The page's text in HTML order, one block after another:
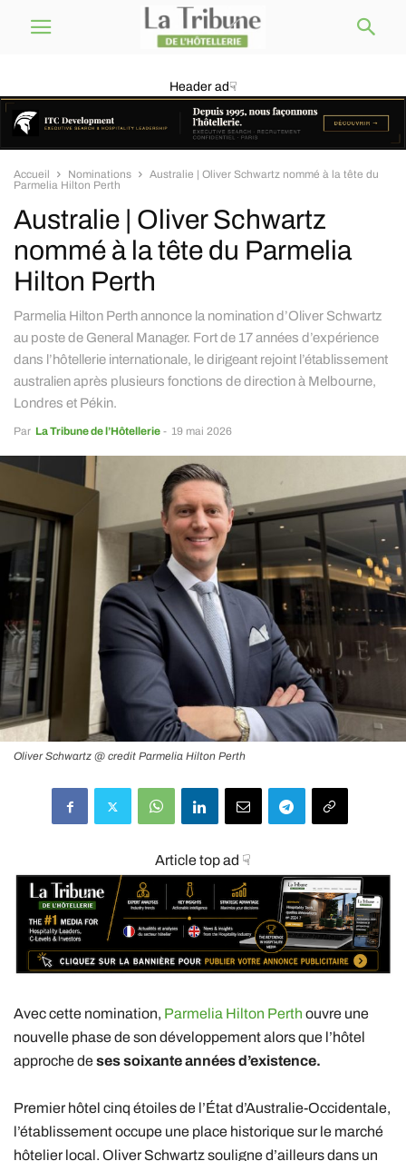
Header ad☟
Accueil Nominations
Australie | Oliver Schwartz nommé à la tête du
Parmelia Hilton Perth
Australie | Oliver Schwartz
nommé à la tête du Parmelia
Hilton Perth
Parmelia Hilton Perth annonce la nomination d’Oliver Schwartz
au poste de General Manager. Fort de 17 années d’expérience
dans l’hôtellerie internationale, le dirigeant rejoint l’établissement
australien après plusieurs fonctions de direction à Melbourne,
Londres et Pékin.
Par La Tribune de l’Hôtellerie - 19 mai 2026
Oliver Schwartz @ credit Parmelia Hilton Perth
Article top ad ☟
Avec cette nomination, Parmelia Hilton Perth ouvre une
nouvelle phase de son développement alors que l’hôtel
approche deses soixante années d’existence.
Premier hôtel cinq étoiles de l’État d’Australie-Occidentale,
l’établissement occupe une place historique sur le marché
hôtelier local. Oliver Schwartz souligne d’ailleurs dans un